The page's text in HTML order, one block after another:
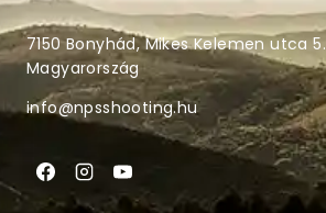
7150 Bonyhád, Mikes Kelemen utca 5.
Magyarország
info@npsshooting.hu